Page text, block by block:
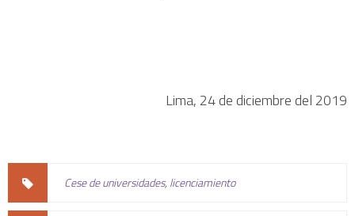
Lima, 24 de diciembre del 2019
Cese de universidades,licenciamiento